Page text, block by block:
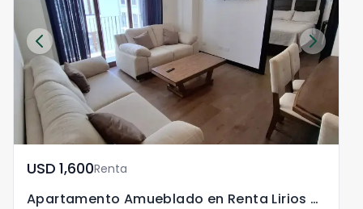
USD	1,600Renta
Apartamento Amueblado en Renta Lirios de Cayalá Zona 16